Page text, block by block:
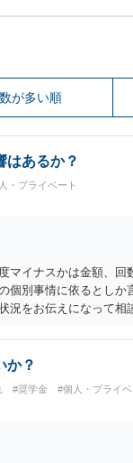
が多い順
はあるか？
・プライベート
マイナスかは金額、回
個別事情に依るとしか
況をお伝えになって相
か？
#奨学金 #個人・プライベ